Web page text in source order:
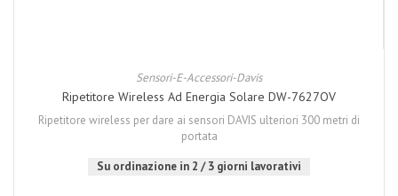
Sensori-E-Accessori-Davis
Ripetitore Wireless Ad Energia Solare DW-7627OV
Ripetitore wireless per dare ai sensori DAVIS ulteriori 300 metri di
portata
Su ordinazione in 2 / 3 giorni lavorativi